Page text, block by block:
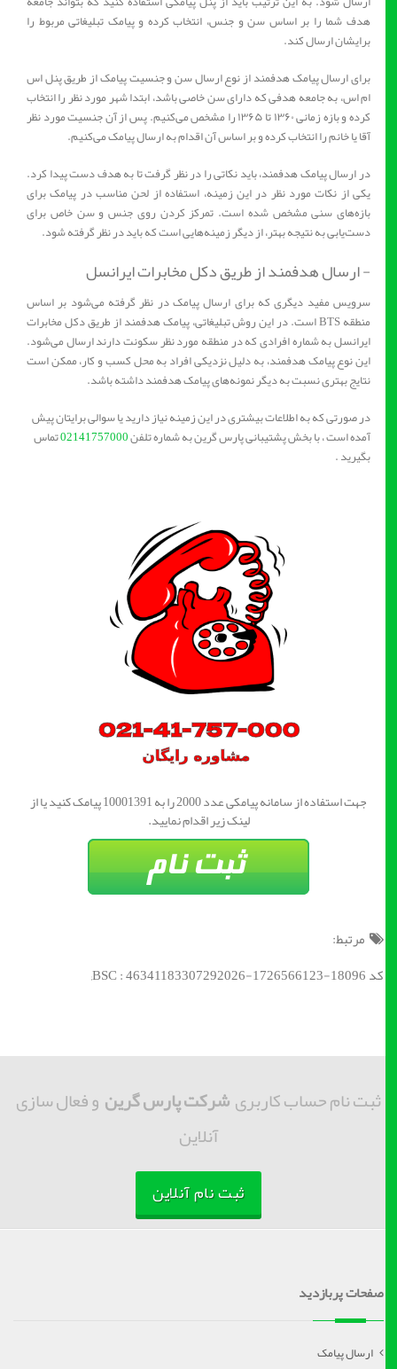
هدف شما را بر اساس سن و جنس، انتخاب کرده و پیامک تبلیغاتی مربوط را
برایشان ارسال کند.
برای ارسال پیامک هدفمند از نوع ارسال سن و جنسیت پیامک از طریق پنل اس
ام اس، به جامعه هدفی که دارای سن خاصی باشد، ابتدا شهر مورد نظر را انتخاب
کرده و بازه زمانی ۱۳۶۰ تا ۱۳۶۵ را مشخص می‌کنیم. پس از آن جنسیت مورد نظر
آقا یا خانم را انتخاب کرده و بر اساس آن اقدام به ارسال پیامک می‌کنیم.
در ارسال پیامک هدفمند، باید نکاتی را در نظر گرفت تا به هدف دست پیدا کرد.
یکی از نکات مورد نظر در این زمینه، استفاده از لحن مناسب در پیامک برای
بازه‌های سنی مشخص شده است. تمرکز کردن روی جنس و سن خاص برای
دست‌یابی به نتیجه بهتر، از دیگر زمینه‌هایی است که باید در نظر گرفته شود.
- ارسال هدفمند از طریق دکل مخابرات ایرانسل
سرویس مفید دیگری که برای ارسال پیامک در نظر گرفته می‌شود بر اساس
منطقه BTS است. در این روش تبلیغاتی، پیامک هدفمند از طریق دکل مخابرات
ایرانسل به شماره افرادی که در منطقه مورد نظر سکونت دارند ارسال می‌شود.
این نوع پیامک هدفمند، به دلیل نزدیکی افراد به محل کسب و کار، ممکن است
نتایج بهتری نسبت به دیگر نمونه‌های پیامک هدفمند داشته باشد.
در صورتی که به اطلاعات بیشتری در این زمینه نیاز دارید یا سوالی برایتان پیش
آمده است ، با بخش پشتیبانی پارس گرین به شماره تلفن02141757000تماس
بگیرید .
جهت استفاده از سامانه پیامکی عدد 2000 را به 10001391 پیامک کنید یا از
لینک زیر اقدام نمایید.
مرتبط:
کد BSC : 46341183307292026-1726566123-18096;
ثبت نام حساب کاربریشرکت پارس گرینو فعال سازی
آنلاین
ثبت نام آنلاین
صفحات پربازدید
ارسال پیامک